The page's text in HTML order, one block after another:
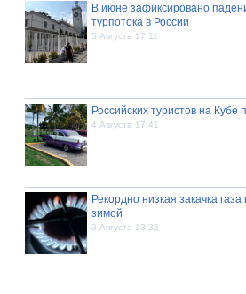
В июне зафиксировано
турпотока в России
5 Августа 17:11
Российских туристов на Кубе
4 Августа 17:41
Рекордно низкая закачка
зимой
3 Августа 13:32